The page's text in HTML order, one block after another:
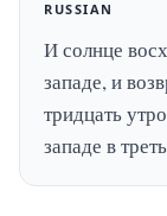
RUSSIAN
И солнце
западе, и
тридцать
западе в